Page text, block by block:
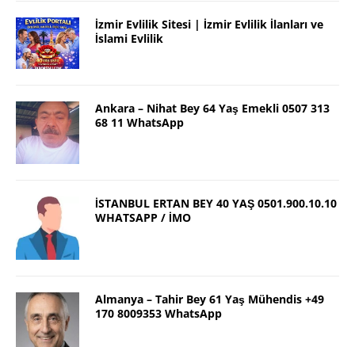
İzmir Evlilik Sitesi | İzmir Evlilik İlanları ve
İslami Evlilik
Ankara – Nihat Bey 64 Yaş Emekli 0507 313
68 11 WhatsApp
İSTANBUL ERTAN BEY 40 YAŞ 0501.900.10.10
WHATSAPP / İMO
Almanya – Tahir Bey 61 Yaş Mühendis +49
170 8009353 WhatsApp